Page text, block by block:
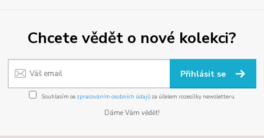
Chcete vědět o nové kolekci?
Přihlásit se
Souhlasím se zpracováním osobních údajůza účelem rozesílky newsletteru.
Dáme Vám vědět!